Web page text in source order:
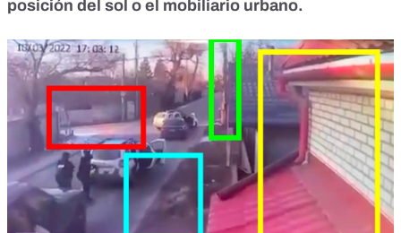
posición del sol o el mobiliario urbano.